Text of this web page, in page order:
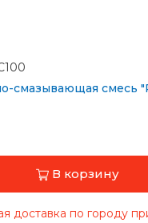
смазывающая смесь
В корзину
доставка по городу